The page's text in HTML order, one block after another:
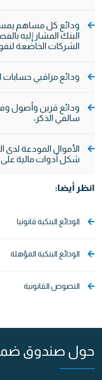
الشركات الخاضعة
ودائع مراقبي حسابات
ودائع قرين وأصول
سالفي الذكر،
الأموال المودعة لدى
شكل أدوات مالية على
انظر أيضا:
الودائع البنكية قانونيا
الودائع البنكية المؤهلة
النصوص القانونية
حول صندوق ضمان